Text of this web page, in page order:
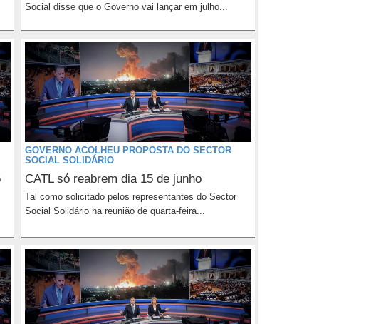
Social disse que o Governo vai lançar em julho...
GOVERNO ACOLHEU PROPOSTA DO SECTOR
SOCIAL SOLIDÁRIO
CATL só reabrem dia 15 de junho
Tal como solicitado pelos representantes do Sector
Social Solidário na reunião de quarta-feira...